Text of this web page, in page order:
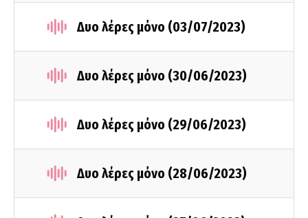
Δυο λέρες μόνο (03/07/2023)
Δυο λέρες μόνο (30/06/2023)
Δυο λέρες μόνο (29/06/2023)
Δυο λέρες μόνο (28/06/2023)